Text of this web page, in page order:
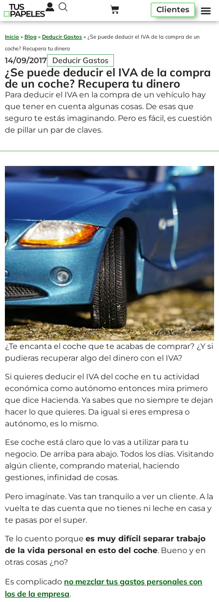
Clientes
Inicio » Blog » Deducir Gastos » ¿Se puede deducir el IVA de la compra de un
coche? Recupera tu dinero
14/09/2017 Deducir Gastos
¿Se puede deducir el IVA de la compra
de un coche? Recupera tu dinero
Para deducir el IVA en la compra de un vehículo hay
que tener en cuenta algunas cosas. De esas que
seguro te estás imaginando. Pero es fácil, es cuestión
de pillar un par de claves.
¿Te encanta el coche que te acabas de comprar? ¿Y si
pudieras recuperar algo del dinero con el IVA?
Si quieres deducir el IVA del coche en tu actividad
económica como autónomo entonces mira primero
que dice Hacienda. Ya sabes que no siempre te dejan
hacer lo que quieres. Da igual si eres empresa o
autónomo, es lo mismo.
Ese coche está claro que lo vas a utilizar para tu
negocio. De arriba para abajo. Todos los días. Visitando
algún cliente, comprando material, haciendo
gestiones, infinidad de cosas.
Pero imagínate. Vas tan tranquilo a ver un cliente. A la
vuelta te das cuenta que no tienes ni leche en casa y
te pasas por el super.
Te lo cuento porque es muy difícil separar trabajo
de la vida personal en esto del coche. Bueno y en
otras cosas ¿no?
Es complicado no mezclar tus gastos personales con
los de la empresa.